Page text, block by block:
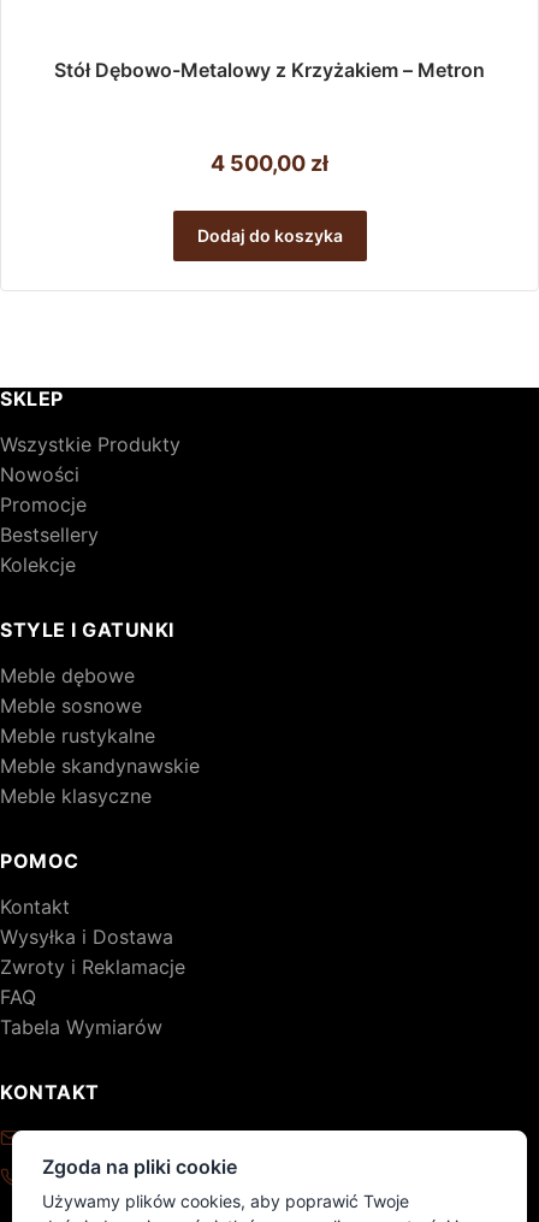
Stół Dębowo-Metalowy z Krzyżakiem – Metron
4 500,00 zł
Dodaj do koszyka
SKLEP
Wszystkie Produkty
Nowości
Promocje
Bestsellery
Kolekcje
STYLE I GATUNKI
Meble dębowe
Meble sosnowe
Meble rustykalne
Meble skandynawskie
Meble klasyczne
POMOC
Kontakt
Wysyłka i Dostawa
Zwroty i Reklamacje
FAQ
Tabela Wymiarów
KONTAKT
kontakt@drewniane-meble.pl
+48 795 776 620
Pon - Pt: 8:00 - 17:00
Zgoda na pliki cookie
Używamy plików cookies, aby poprawić Twoje